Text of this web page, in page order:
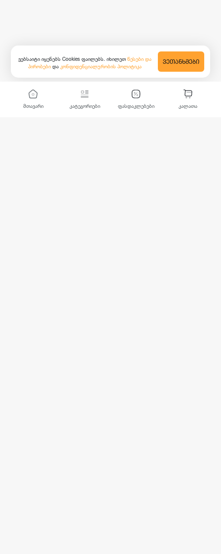
მთავარი კატეგორიები ფასდაკლებები კალათა
ვებსაიტი იყენებს Cookies ფაილებს. იხილეთ წესები და
პირობები და კონფიდენციალურობის პოლიტიკა
ᲕᲔᲗᲐᲜᲮᲛᲔᲑᲘ